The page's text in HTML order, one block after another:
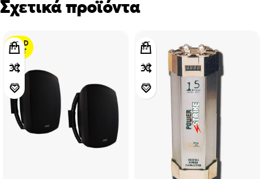
Σχετικά προϊόντα
SOLD
OUT